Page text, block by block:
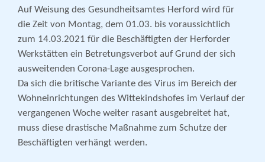
Auf Weisung des Gesundheitsamtes Herford wird für
die Zeit von Montag, dem 01.03. bis voraussichtlich
zum 14.03.2021 für die Beschäftigten der Herforder
Werkstätten ein Betretungsverbot auf Grund der sich
ausweitenden Corona-Lage ausgesprochen.
Da sich die britische Variante des Virus im Bereich der
Wohneinrichtungen des Wittekindshofes im Verlauf der
vergangenen Woche weiter rasant ausgebreitet hat,
muss diese drastische Maßnahme zum Schutze der
Beschäftigten verhängt werden.